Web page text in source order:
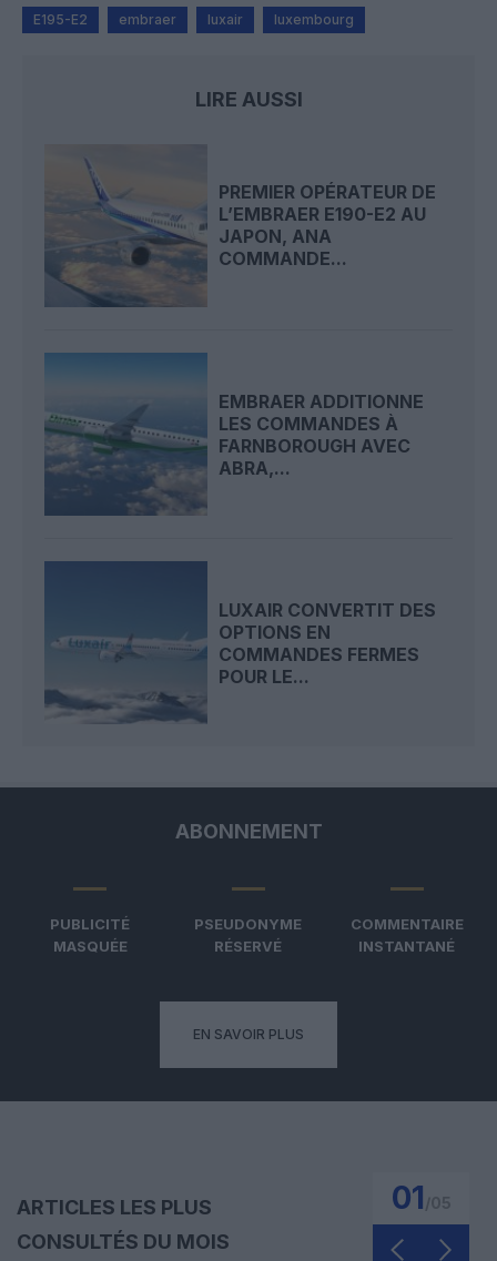
E195-E2 embraer luxair luxembourg
LIRE AUSSI
PREMIER OPÉRATEUR DE
L’EMBRAER E190-E2 AU
JAPON, ANA
COMMANDE...
EMBRAER ADDITIONNE
LES COMMANDES À
FARNBOROUGH AVEC
ABRA,...
LUXAIR CONVERTIT DES
OPTIONS EN
COMMANDES FERMES
POUR LE...
ABONNEMENT
PUBLICITÉ
MASQUÉE
PSEUDONYME
RÉSERVÉ
COMMENTAIRE
INSTANTANÉ
EN SAVOIR PLUS
ARTICLES LES PLUS
CONSULTÉS DU MOIS
01